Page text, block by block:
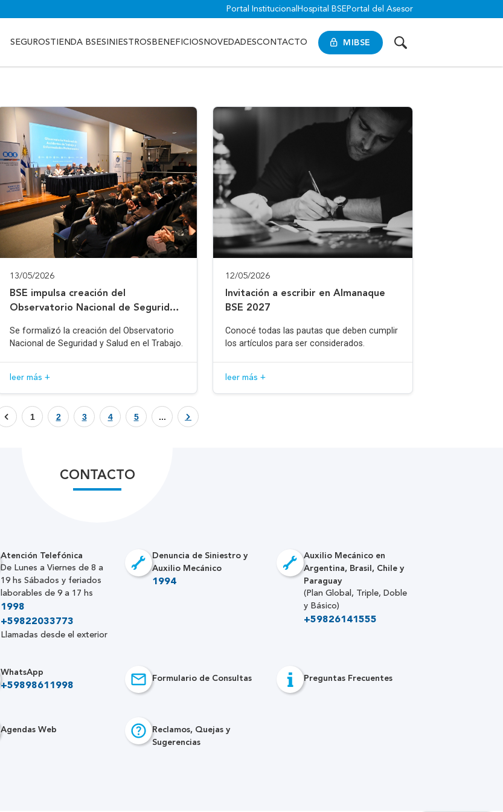
Portal Institucional Hospital BSE Portal del Asesor
MIBSE
SEGUROSTIENDA BSESINIESTROS BENEFICIOS NOVEDADESCONTACTO
13/05/2026
BSE impulsa creación del
Observatorio Nacional de Seguridad
Se formalizó la creación del Observatorio
Nacional de Seguridad y Salud en el Trabajo.
leer más +
12/05/2026
Invitación a escribir en Almanaque
BSE 2027
Conocé todas las pautas que deben cumplir
los artículos para ser considerados.
leer más +
1 2 3 4 5 ...
CONTACTO
Atención Telefónica
De Lunes a Viernes de 8 a
19 hs Sábados y feriados
laborables de 9 a 17 hs
1998
+59822033773
Llamadas desde el exterior
Denuncia de Siniestro y
Auxilio Mecánico
1994
Auxilio Mecánico en
Argentina, Brasil, Chile y
Paraguay
(Plan Global, Triple, Doble
y Básico)
+59826141555
WhatsApp
+59898611998
Formulario de Consultas Preguntas Frecuentes
Agendas Web
Reclamos, Quejas y
Sugerencias